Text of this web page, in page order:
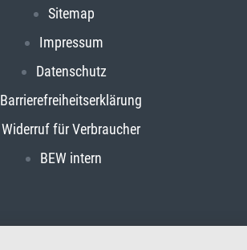
Sitemap
Impressum
Datenschutz
Barrierefreiheitserklärung
Widerruf für Verbraucher
BEW intern